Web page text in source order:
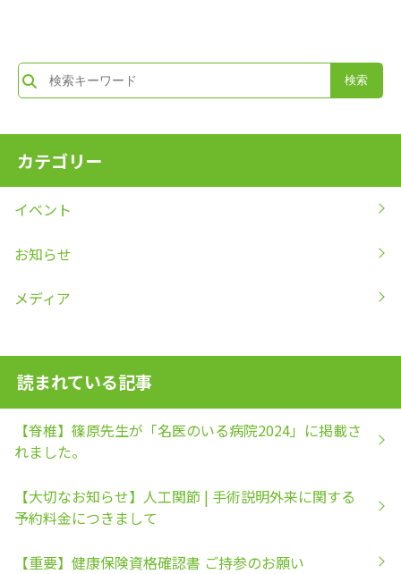
カテゴリー
イベント
お知らせ
メディア
読まれている記事
【脊椎】篠原先生が「名医のいる病院2024」に掲載さ
れました。
【大切なお知らせ】人工関節 | 手術説明外来に関する
予約料金につきまして
【重要】健康保険資格確認書 ご持参のお願い